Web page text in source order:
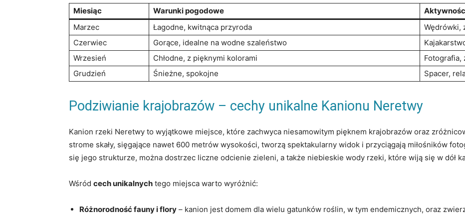
Miesiąc Warunki pogodowe
Marzec
Łagodne, kwitnąca przyroda
Wędrówki,‍
Czerwiec
Gorące, ‍idealne na wodne szaleństwo
Wrzesień
Chłodne,​ z pięknymi kolorami
Fotografia,
Grudzień
Śnieżne, ⁤spokojne Spacer,⁣
Podziwianie krajobrazów – cechy unikalne Kanionu Neretwy
Kanion ⁢rzeki Neretwy to wyjątkowe miejsce, które zachwyca niesamowitym pięknem⁢ krajobrazów oraz⁤
strome skały, ⁤sięgające nawet⁤ 600 metrów wysokości, tworzą spektakularny widok i przyciągają miłośników
się jego strukturze, można⁣ dostrzec liczne odcienie zieleni, a także niebieskie wody rzeki, które wiją się w​ dół
Wśród cech unikalnych tego miejsca warto wyróżnić:
Różnorodność fauny i flory – kanion⁣ jest domem dla wielu gatunków roślin, w tym endemicznych, oraz